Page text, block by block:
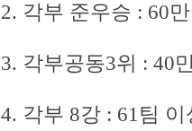
2. 각부 준우승 : 60
3. 각부공동3위 : 40
4. 각부 8강 : 61팀